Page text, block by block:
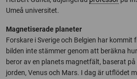
Umeå universitet.
Magnetiserade planeter
Forskare i Sverige och Belgien har
bilden inte stämmer genom att beräkna
beror av en planets magnetfält, baserat
jorden, Venus och Mars. I dag är utflödet